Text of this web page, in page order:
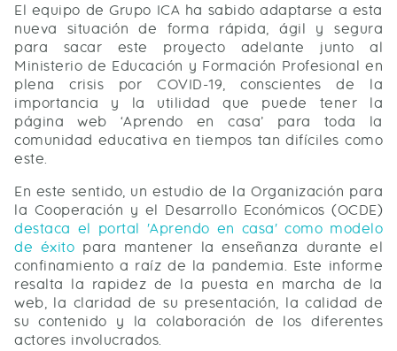
El equipo de Grupo ICA ha sabido adaptarse a esta
nueva situación de forma rápida, ágil y segura
para sacar este proyecto adelante junto al
Ministerio de Educación y Formación Profesional en
plena crisis por COVID-19, conscientes de la
importancia y la utilidad que puede tener la
página web ‘Aprendo en casa’ para toda la
comunidad educativa en tiempos tan difíciles como
este.
En este sentido, un estudio de la Organización para
la Cooperación y el Desarrollo Económicos (OCDE)
destaca el portal 'Aprendo en casa' como modelo
de éxito para mantener la enseñanza durante el
confinamiento a raíz de la pandemia. Este informe
resalta la rapidez de la puesta en marcha de la
web, la claridad de su presentación, la calidad de
su contenido y la colaboración de los diferentes
actores involucrados.